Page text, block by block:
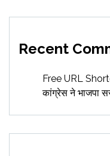
Recent
Free URL
कांग्रेस ने भाजपा